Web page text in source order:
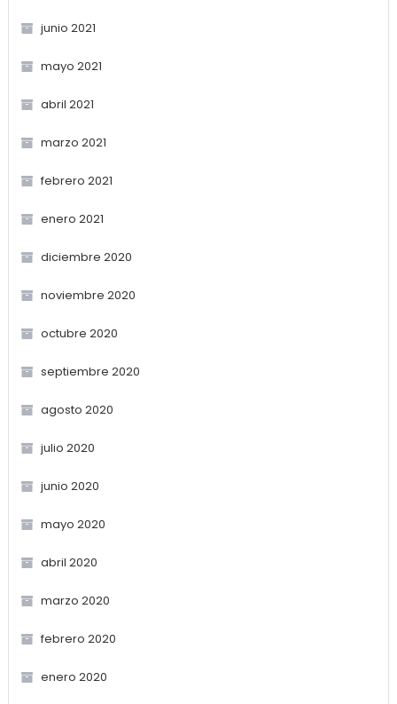
junio 2021
mayo 2021
abril 2021
marzo 2021
febrero 2021
enero 2021
diciembre 2020
noviembre 2020
octubre 2020
septiembre 2020
agosto 2020
julio 2020
junio 2020
mayo 2020
abril 2020
marzo 2020
febrero 2020
enero 2020